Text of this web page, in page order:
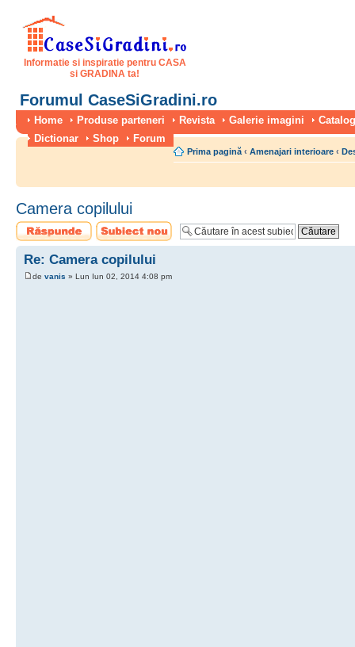
Informatie si inspiratie pentru CASA
si GRADINA ta!
Forumul CaseSiGradini.ro
Home Produse parteneri Revista Galerie imagini
Dictionar
Shop Forum
Prima pagină ‹ Amenajari interioare ‹
Camera copilului
Scrie un răspuns
Scrie un subiect
nou
Re: Camera copilului
de vanis » Lun Iun 02, 2014 4:08 pm